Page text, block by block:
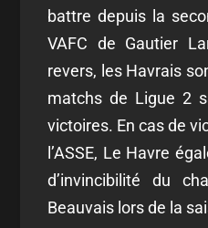
battre depuis la
VAFC de Gautier
revers, les Havrais
matchs de Ligue 2
victoires. En cas de
l’ASSE, Le Havre
d’invincibilité du
Beauvais lors de la